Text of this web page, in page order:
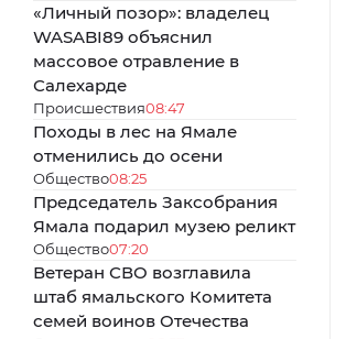
«Личный позор»: владелец
WASABI89 объяснил
массовое отравление в
Салехарде
Происшествия08:47
Походы в лес на Ямале
отменились до осени
Общество08:25
Председатель Заксобрания
Ямала подарил музею реликт
Общество07:20
Ветеран СВО возглавила
штаб ямальского Комитета
семей воинов Отечества